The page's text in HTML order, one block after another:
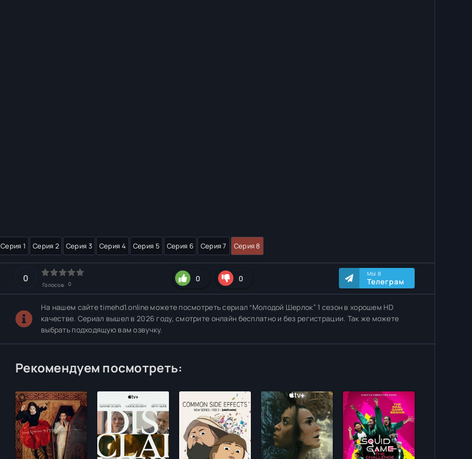
Серия 1 Серия 2 Серия 3 Серия 4 Серия 5 Серия 6 Серия 7 Серия 8
0
Голосов: 0
0 0 МЫ В
Телеграм
На нашем сайте timehd1.online можете посмотреть сериал “Молодой Шерлок” 1 сезон в хорошем HD
качестве. Сериал вышел в 2026 году, смотрите онлайн бесплатно и без регистрации. Так же можете
выбрать подходящую вам озвучку.
Рекомендуем посмотреть: